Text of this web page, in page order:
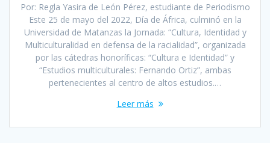
Por: Regla Yasira de León Pérez, estudiante de Periodismo
Este 25 de mayo del 2022, Día de África, culminó en la
Universidad de Matanzas la Jornada: “Cultura, Identidad y
Multiculturalidad en defensa de la racialidad”, organizada
por las cátedras honoríficas: “Cultura e Identidad” y
“Estudios multiculturales: Fernando Ortiz”, ambas
pertenecientes al centro de altos estudios.…
Leer más